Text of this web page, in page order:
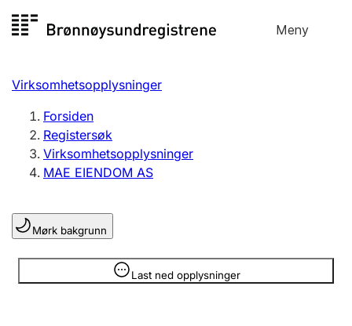
til
Meny
Registersøk
Aksjeselskap
Enkeltpersonforetak
Registrere, endre, slette
Lag og forening
Registrere, endre, slette
Virksomhetsopplysninger
Forsiden
Registersøk
Virksomhetsopplysninger
MAE EIENDOM AS
Mørk bakgrunn
Last ned opplysninger
Opplysninger er skjult